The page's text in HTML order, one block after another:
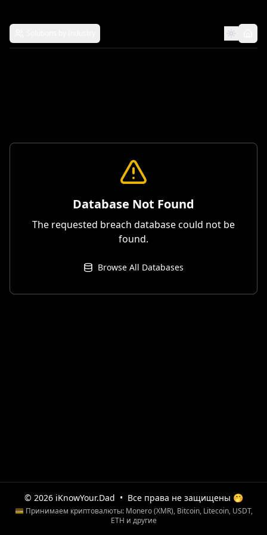
Database Not Found
The requested breach database could not be
found.
Browse All Databases
© 2026 iKnowYour.Dad • Все права не защищены 🤭
💳 Принимаем криптовалюты: Monero (XMR), Bitcoin, Litecoin, USDT,
ETH и другие